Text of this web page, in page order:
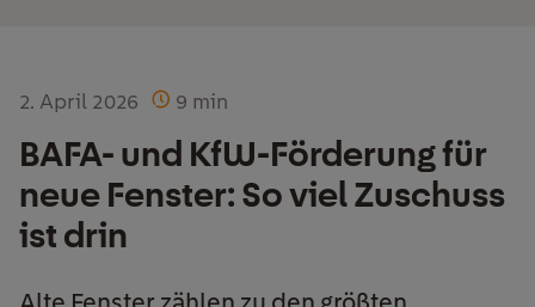
2. April 2026 9 min
BAFA- und KfW-Förderung für
neue Fenster: So viel Zuschuss
ist drin